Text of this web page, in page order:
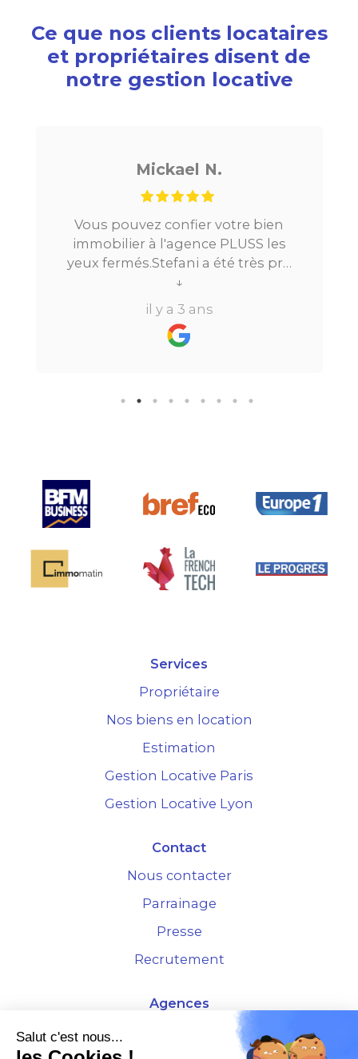
Ce que nos clients locataires
et propriétaires disent de
notre gestion locative
Mickael N.
Vous pouvez confier votre bien
immobilier à l'agence PLUSS les
yeux fermés.Stefani a été très pro
tout au long du processus.Très
réactive, elle a su répondre à
toutes mes questions en moins de
24h par email ou par
supplémentaire est très bien
il y a 3 ans
Services
Propriétaire
Nos biens en location
Estimation
Gestion Locative Paris
Gestion Locative Lyon
Contact
Nous contacter
Parrainage
Presse
Recrutement
Agences
4 Rue de la Bourse - 69001 Lyon
Salut c'est nous...